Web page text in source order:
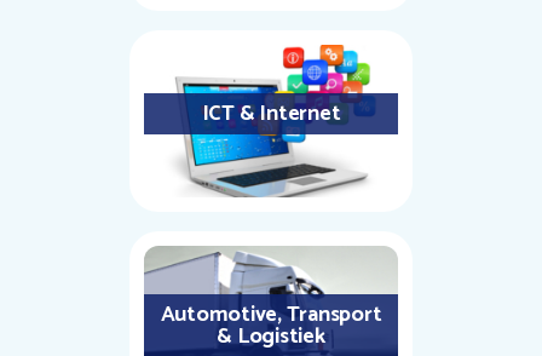
ICT & Internet
Automotive, Transport
& Logistiek